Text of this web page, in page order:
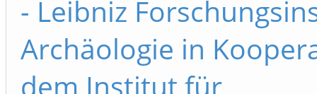
- Leibniz
Archäologie in
dem Institut für